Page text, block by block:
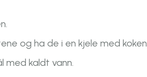
og ha de i en kjele med
med kaldt vann.